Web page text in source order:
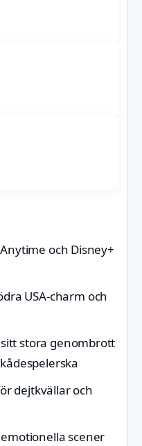
och Disney+
USA-charm och
stora genombrott
dejtkvällar och
scener